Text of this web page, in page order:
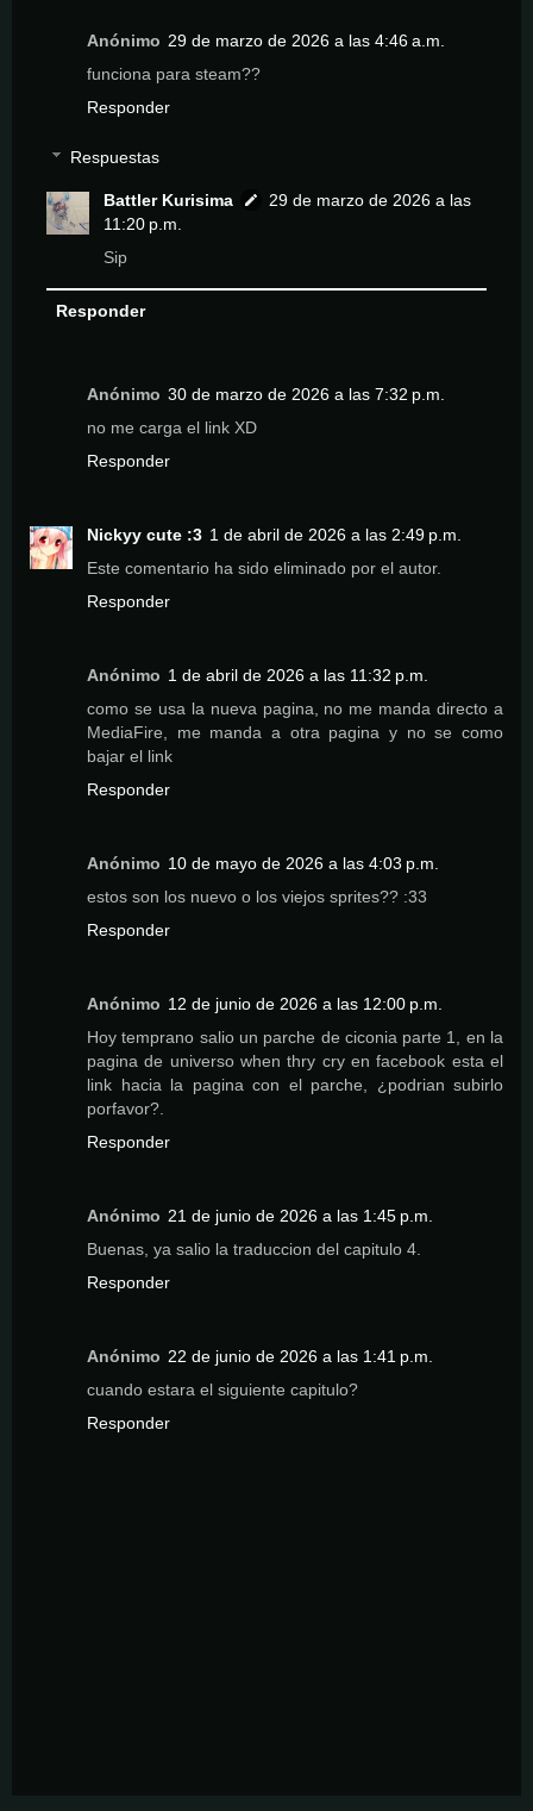
Anónimo 29 de marzo de 2026 a las 4:46 a.m.
funciona para steam??
Responder
Respuestas
Battler Kurisima
29 de marzo de 2026 a las
11:20 p.m.
Sip
Responder
Anónimo 30 de marzo de 2026 a las 7:32 p.m.
no me carga el link XD
Responder
Nickyy cute :3 1 de abril de 2026 a las 2:49 p.m.
Este comentario ha sido eliminado por el autor.
Responder
Anónimo 1 de abril de 2026 a las 11:32 p.m.
como se usa la nueva pagina, no me manda directo a
MediaFire, me manda a otra pagina y no se como
bajar el link
Responder
Anónimo 10 de mayo de 2026 a las 4:03 p.m.
estos son los nuevo o los viejos sprites?? :33
Responder
Anónimo 12 de junio de 2026 a las 12:00 p.m.
Hoy temprano salio un parche de ciconia parte 1, en la
pagina de universo when thry cry en facebook esta el
link hacia la pagina con el parche, ¿podrian subirlo
porfavor?.
Responder
Anónimo 21 de junio de 2026 a las 1:45 p.m.
Buenas, ya salio la traduccion del capitulo 4.
Responder
Anónimo 22 de junio de 2026 a las 1:41 p.m.
cuando estara el siguiente capitulo?
Responder